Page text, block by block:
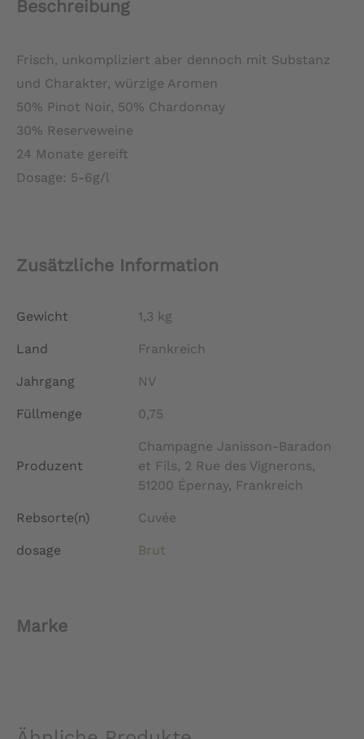
Beschreibung
Frisch, unkompliziert aber dennoch mit Substanz
und Charakter, würzige Aromen
50% Pinot Noir, 50% Chardonnay
30% Reserveweine
24 Monate gereift
Dosage: 5-6g/l
Zusätzliche Information
Gewicht 1,3 kg
Land Frankreich
Jahrgang NV
Füllmenge 0,75
Produzent
Champagne Janisson-Baradon
et Fils, 2 Rue des Vignerons,
51200 Épernay, Frankreich
Rebsorte(n) Cuvée
dosage Brut
Marke